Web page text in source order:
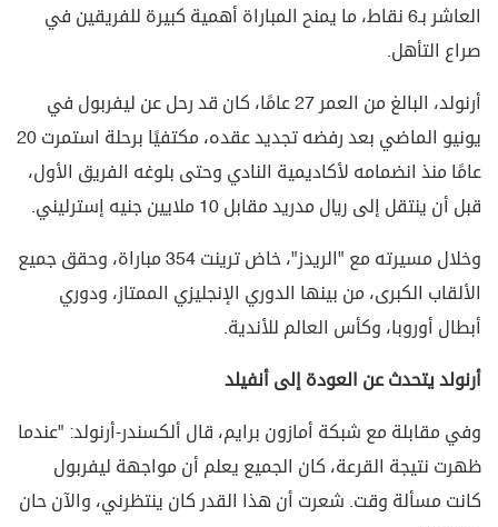
العاشر بـ6 نقاط، ما يمنح المباراة أهمية كبيرة للفريقين في
صراع التأهل.
أرنولد، البالغ من العمر 27 عامًا، كان قد رحل عن ليفربول في
يونيو الماضي بعد رفضه تجديد عقده، مكتفيًا برحلة استمرت 20
عامًا منذ انضمامه لأكاديمية النادي وحتى بلوغه الفريق الأول،
قبل أن ينتقل إلى ريال مدريد مقابل 10 ملايين جنيه إسترليني.
وخلال مسيرته مع "الريدز"، خاض ترينت 354 مباراة، وحقق جميع
الألقاب الكبرى، من بينها الدوري الإنجليزي الممتاز، ودوري
أبطال أوروبا، وكأس العالم للأندية.
أرنولد يتحدث عن العودة إلى أنفيلد
وفي مقابلة مع شبكة أمازون برايم، قال ألكسندر-أرنولد: "عندما
ظهرت نتيجة القرعة، كان الجميع يعلم أن مواجهة ليفربول
كانت مسألة وقت. شعرت أن هذا القدر كان ينتظرني، والآن حان